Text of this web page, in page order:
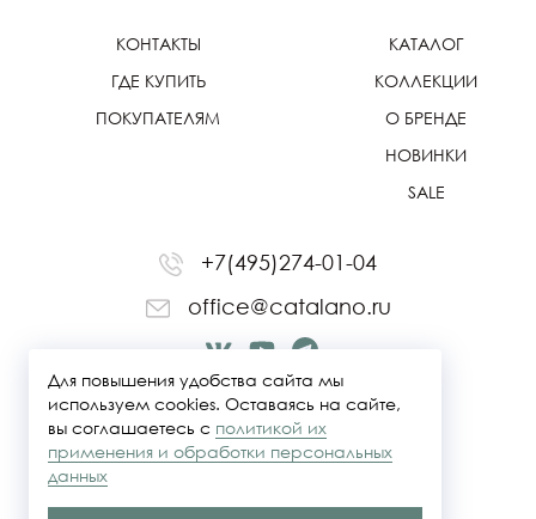
КОНТАКТЫ
ГДЕ КУПИТЬ
ПОКУПАТЕЛЯМ
КАТАЛОГ
КОЛЛЕКЦИИ
О БРЕНДЕ
НОВИНКИ
SALE
+7(495)274-01-04
office@catalano.ru
Для повышения удобства сайта мы
используем cookies. Оставаясь на сайте,
вы соглашаетесь с политикой их
применения и обработки персональных
данных